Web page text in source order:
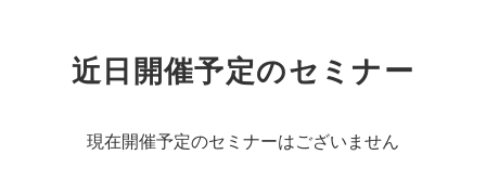
近日開催予定のセミナー
現在開催予定のセミナーはございません